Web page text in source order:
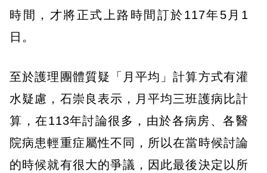
時間，才將正式上路時間訂於117年5月1
日。
至於護理團體質疑「月平均」計算方式有灌
水疑慮，石崇良表示，月平均三班護病比計
算，在113年討論很多，由於各病房、各醫
院病患輕重症屬性不同，所以在當時候討論
的時候就有很大的爭議，因此最後決定以所